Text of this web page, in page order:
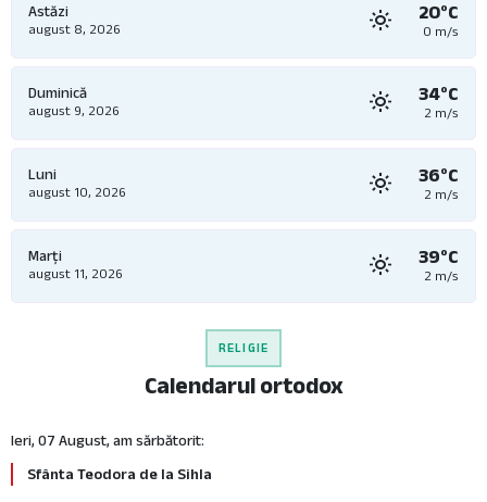
Astăzi
august 8, 2026
20°C
0 m/s
Duminică
august 9, 2026
34°C
2 m/s
Luni
august 10, 2026
36°C
2 m/s
Marți
august 11, 2026
39°C
2 m/s
RELIGIE
Calendarul ortodox
Ieri, 07 August, am sărbătorit:
Sfânta Teodora de la Sihla